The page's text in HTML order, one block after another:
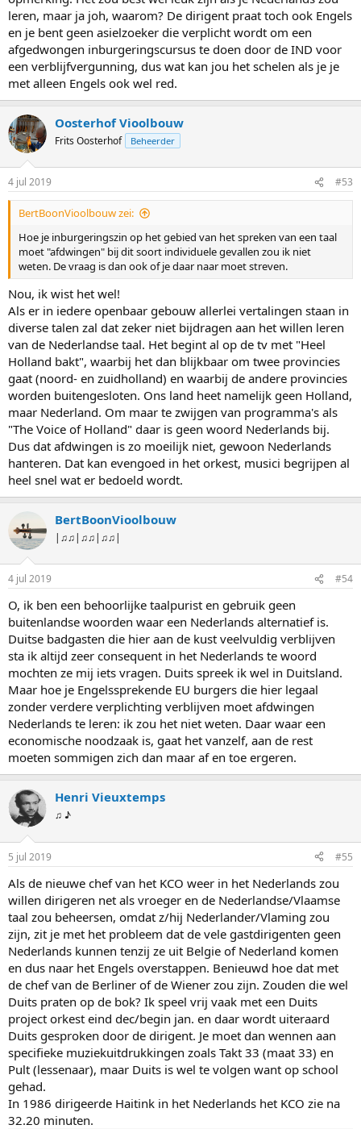
leren, maar ja joh, waarom? De dirigent praat toch ook Engels
en je bent geen asielzoeker die verplicht wordt om een
afgedwongen inburgeringscursus te doen door de IND voor
een verblijfvergunning, dus wat kan jou het schelen als je je
met alleen Engels ook wel red.
Oosterhof Vioolbouw
Frits Oosterhof Beheerder
4 jul 2019 #53
BertBoonVioolbouw zei:
Hoe je inburgeringszin op het gebied van het spreken van een taal
moet "afdwingen" bij dit soort individuele gevallen zou ik niet
weten. De vraag is dan ook of je daar naar moet streven.
Nou, ik wist het wel!
Als er in iedere openbaar gebouw allerlei vertalingen staan in
diverse talen zal dat zeker niet bijdragen aan het willen leren
van de Nederlandse taal. Het begint al op de tv met "Heel
Holland bakt", waarbij het dan blijkbaar om twee provincies
gaat (noord- en zuidholland) en waarbij de andere provincies
worden buitengesloten. Ons land heet namelijk geen Holland,
maar Nederland. Om maar te zwijgen van programma's als
"The Voice of Holland" daar is geen woord Nederlands bij.
Dus dat afdwingen is zo moeilijk niet, gewoon Nederlands
hanteren. Dat kan evengoed in het orkest, musici begrijpen al
heel snel wat er bedoeld wordt.
BertBoonVioolbouw
|♫♫|♫♫|♫♫|
4 jul 2019 #54
O, ik ben een behoorlijke taalpurist en gebruik geen
buitenlandse woorden waar een Nederlands alternatief is.
Duitse badgasten die hier aan de kust veelvuldig verblijven
sta ik altijd zeer consequent in het Nederlands te woord
mochten ze mij iets vragen. Duits spreek ik wel in Duitsland.
Maar hoe je Engelssprekende EU burgers die hier legaal
zonder verdere verplichting verblijven moet afdwingen
Nederlands te leren: ik zou het niet weten. Daar waar een
economische noodzaak is, gaat het vanzelf, aan de rest
moeten sommigen zich dan maar af en toe ergeren.
Henri Vieuxtemps
♫ ♪
5 jul 2019 #55
Als de nieuwe chef van het KCO weer in het Nederlands zou
willen dirigeren net als vroeger en de Nederlandse/Vlaamse
taal zou beheersen, omdat z/hij Nederlander/Vlaming zou
zijn, zit je met het probleem dat de vele gastdirigenten geen
Nederlands kunnen tenzij ze uit Belgie of Nederland komen
en dus naar het Engels overstappen. Benieuwd hoe dat met
de chef van de Berliner of de Wiener zou zijn. Zouden die wel
Duits praten op de bok? Ik speel vrij vaak met een Duits
project orkest eind dec/begin jan. en daar wordt uiteraard
Duits gesproken door de dirigent. Je moet dan wennen aan
specifieke muziekuitdrukkingen zoals Takt 33 (maat 33) en
Pult (lessenaar), maar Duits is wel te volgen want op school
gehad.
In 1986 dirigeerde Haitink in het Nederlands het KCO zie na
32.20 minuten.